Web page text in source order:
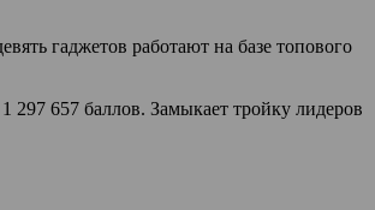
гаджетов работают на базе топового
297 657 баллов. Замыкает тройку лидеров